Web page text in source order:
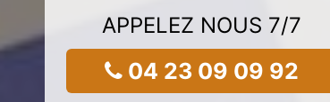
APPELEZ NOUS 7/7
04 23 09 09 92